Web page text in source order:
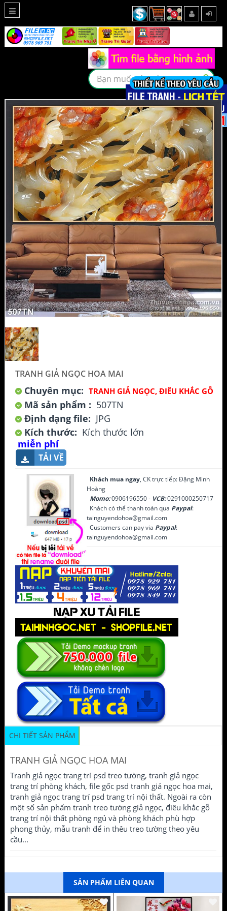
TRANH GIẢ NGỌC HOA MAI
Chuyên mục: TRANH GIẢ NGỌC, ĐIÊU KHẮC GỖ
Mã sản phẩm : 507TN
Định dạng file: JPG
Kích thước: Kích thước lớn
miễn phí
TẢI VỀ
Khách mua ngay, CK trực tiếp: Đặng Minh
Hoàng
Momo:0906196550 - VCB:0291000250717
Khách có thể thanh toán qua Paypal:
tainguyendohoa@gmail.com
Customers can pay via Paypal:
tainguyendohoa@gmail.com
CHI TIẾT SẢN PHẨM
TRANH GIẢ NGỌC HOA MAI
Tranh giả ngọc trang trí psd treo tường, tranh giả ngọc
trang trí phòng khách, file gốc psd tranh giả ngọc hoa mai,
tranh giả ngọc trang trí psd trang trí nội thất. Ngoài ra còn
một số sản phẩm tranh treo tường giả ngọc, điêu khắc gỗ
trang trí nội thất phòng ngủ và phòng khách phù hợp
phong thủy, mẫu tranh để in thêu treo tường theo yêu
cầu...
SẢN PHẨM LIÊN QUAN